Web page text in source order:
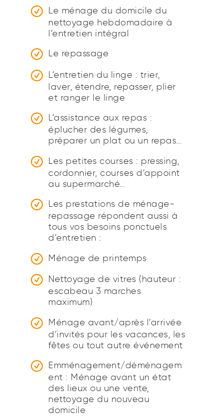
Le ménage du domicile du
nettoyage hebdomadaire à
l’entretien intégral
Le repassage
L’entretien du linge : trier,
laver, étendre, repasser, plier
et ranger le linge
L’assistance aux repas :
éplucher des légumes,
préparer un plat ou un repas…
Les petites courses : pressing,
cordonnier, courses d’appoint
au supermarché…
Les prestations de ménage-
repassage répondent aussi à
tous vos besoins ponctuels
d’entretien :
Ménage de printemps
Nettoyage de vitres (hauteur :
escabeau 3 marches
maximum)
Ménage avant/après l’arrivée
d’invités pour les vacances, les
fêtes ou tout autre événement
Emménagement/déménagem
ent : Ménage avant un état
des lieux ou une vente,
nettoyage du nouveau
domicile